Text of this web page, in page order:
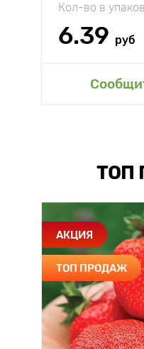
Кол-во в
6.39 руб
ТОП
АКЦИЯ
ТОП ПРОДАЖ